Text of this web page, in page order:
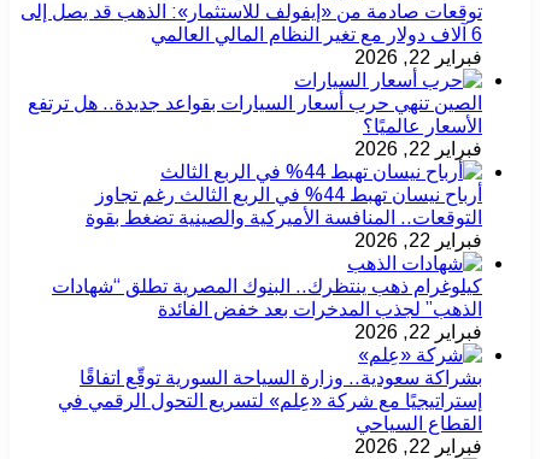
توقعات صادمة من «إيفولف للاستثمار»: الذهب قد يصل إلى
6 آلاف دولار مع تغير النظام المالي العالمي
فبراير 22, 2026
الصين تنهي حرب أسعار السيارات بقواعد جديدة.. هل ترتفع
الأسعار عالميًا؟
فبراير 22, 2026
أرباح نيسان تهبط 44% في الربع الثالث رغم تجاوز
التوقعات.. المنافسة الأميركية والصينية تضغط بقوة
فبراير 22, 2026
كيلوغرام ذهب ينتظرك.. البنوك المصرية تطلق “شهادات
الذهب” لجذب المدخرات بعد خفض الفائدة
فبراير 22, 2026
بشراكة سعودية.. وزارة السياحة السورية توقّع اتفاقًا
إستراتيجيًا مع شركة «عِلم» لتسريع التحول الرقمي في
القطاع السياحي
فبراير 22, 2026